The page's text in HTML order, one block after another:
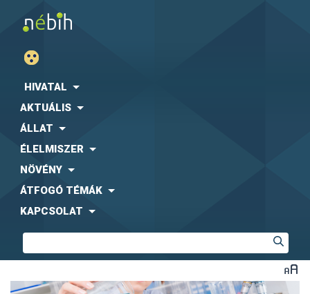
HIVATAL
AKTUÁLIS
ÁLLAT
ÉLELMISZER
NÖVÉNY
ÁTFOGÓ TÉMÁK
KAPCSOLAT